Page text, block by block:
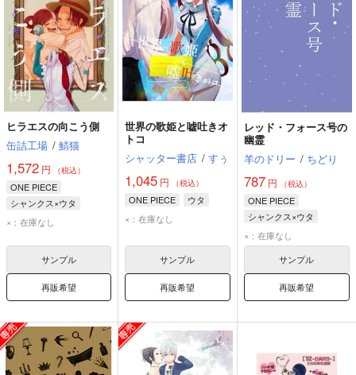
ヒラエスの向こう側
缶詰工場 / 鯖猫
1,572 円 （税込）
ONE PIECE
シャンクス×ウタ
シャンクス
×：在庫なし
サンプル
再販希望
世界の歌姫と嘘吐きオ
トコ
シャッター書店 / すぅ
1,045 円 （税込）
ONE PIECE
ウタ
×：在庫なし
サンプル
再販希望
レッド・フォース号の
幽霊
羊のドリー / ちどり
787円 （税込）
ONE PIECE
シャンクス×ウタ
シャンクス
×：在庫なし
サンプル
再販希望